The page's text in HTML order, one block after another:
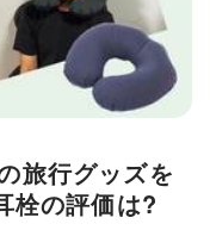
旅行グッズを
栓の評価は?